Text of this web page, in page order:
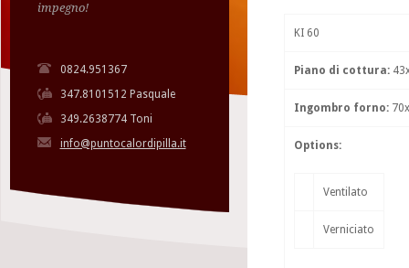
impegno!
0824.951367
347.8101512 Pasquale
349.2638774 Toni
info@puntocalordipilla.it
KI 60
Piano di cottura:
Ingombro forno:
Options:
Ventilato
Verniciato